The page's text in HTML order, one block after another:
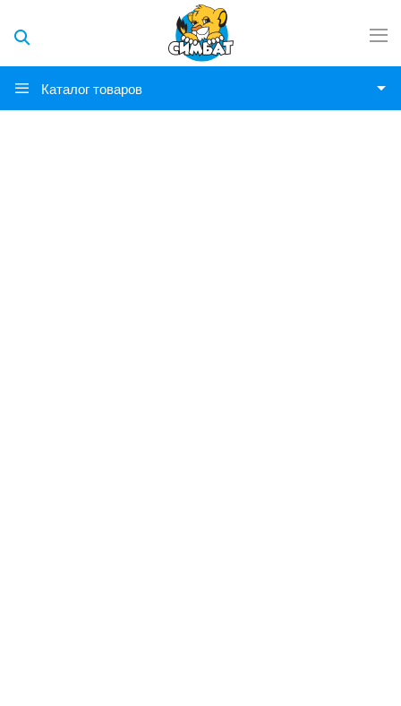
Каталог товаров